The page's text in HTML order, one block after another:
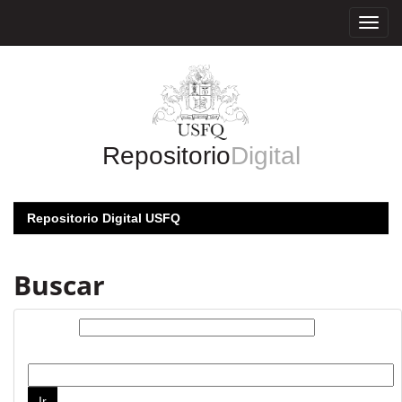
RepositorioDigital
Repositorio Digital USFQ
Buscar